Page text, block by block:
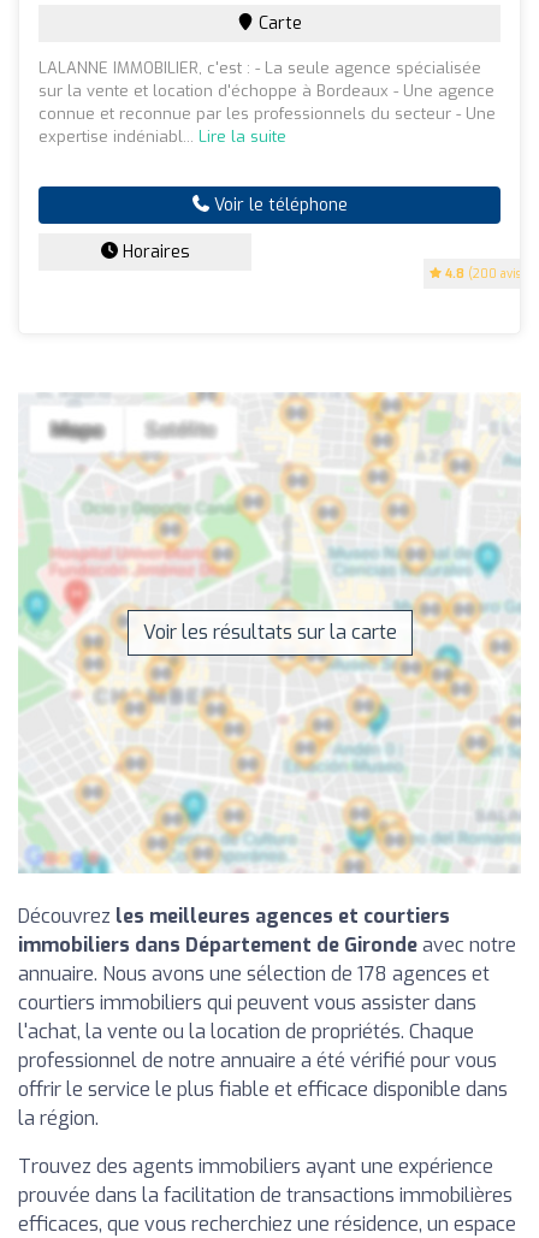
4.8 (200 avis)
Carte
LALANNE IMMOBILIER, c'est : - La seule agence spécialisée
sur la vente et location d'échoppe à Bordeaux - Une agence
connue et reconnue par les professionnels du secteur - Une
expertise indéniabl... Lire la suite
Voir le téléphone
Horaires
Voir les résultats sur la carte
Découvrez les meilleures agences et courtiers
immobiliers dans Département de Girondeavec notre
annuaire. Nous avons une sélection de 178 agences et
courtiers immobiliers qui peuvent vous assister dans
l'achat, la vente ou la location de propriétés. Chaque
professionnel de notre annuaire a été vérifié pour vous
offrir le service le plus fiable et efficace disponible dans
la région.
Trouvez des agents immobiliers ayant une expérience
prouvée dans la facilitation de transactions immobilières
efficaces, que vous recherchiez une résidence, un espace